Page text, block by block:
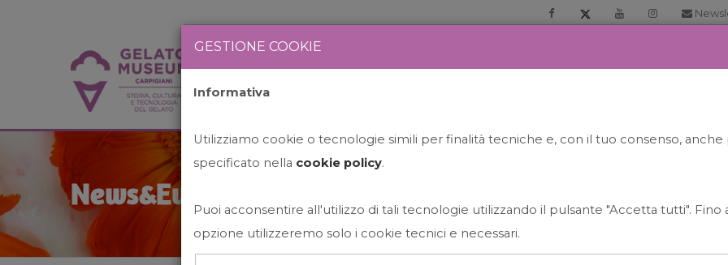
News&Events
GESTIONE COOKIE
Informativa
Utilizziamo cookie o tecnologie simili per finalità tecniche e, con il tuo consenso,
specificato nella cookie policy.
Puoi acconsentire all'utilizzo di tali tecnologie utilizzando il pulsante "Accetta tutti". Fino
opzione utilizzeremo solo i cookie tecnici e necessari.